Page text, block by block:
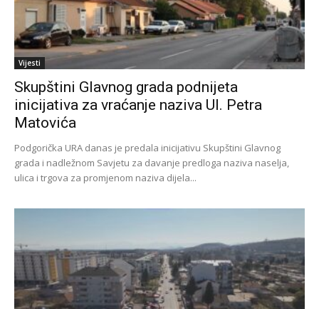
Vijesti
Skupštini Glavnog grada podnijeta
inicijativa za vraćanje naziva Ul. Petra
Matovića
Podgorička URA danas je predala inicijativu Skupštini Glavnog
grada i nadležnom Savjetu za davanje predloga naziva naselja,
ulica i trgova za promjenom naziva dijela...